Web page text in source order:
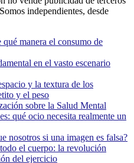
independientes, desde
manera el consumo de
en el vasto escenario
y la textura de los
y el peso
sobre la Salud Mental
qué ocio necesita realmente un
nosotros si una imagen es falsa?
el cuerpo: la revolución
del ejercicio